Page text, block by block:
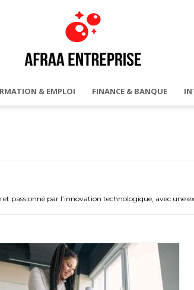
& EMPLOI FINANCE & BANQUE
passionné par l’innovation technologique, avec une